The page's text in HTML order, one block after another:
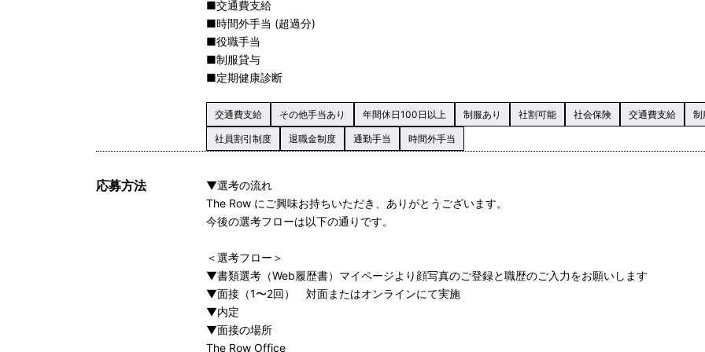
■交通費支給
■時間外手当 (超過分)
■役職手当
■制服貸与
■定期健康診断
交通費支給 その他手当あり 年間休日100日以上 制服あり 社割可能 社会保険 交通費支給 制
社員割引制度 退職金制度 通勤手当 時間外手当
応募方法
▼選考の流れ
The Row にご興味お持ちいただき、ありがとうございます。
今後の選考フローは以下の通りです。
＜選考フロー＞
▼書類選考（Web履歴書）マイページより顔写真のご登録と職歴のご入力をお願いします
▼面接（1〜2回） 対面またはオンラインにて実施
▼内定
▼面接の場所
The Row Office